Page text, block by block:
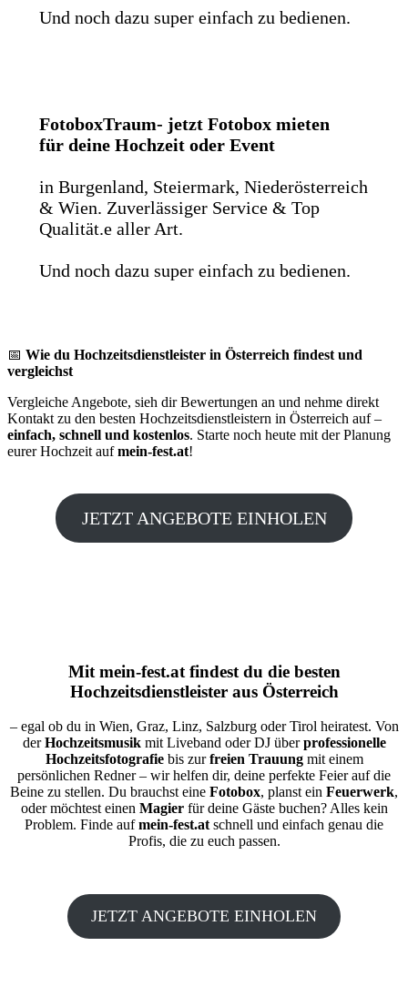
Und noch dazu super einfach zu bedienen.
FotoboxTraum- jetzt Fotobox mieten
für deine Hochzeit oder Event
in Burgenland, Steiermark, Niederösterreich
& Wien. Zuverlässiger Service & Top
Qualität.e aller Art.
Und noch dazu super einfach zu bedienen.
📅 Wie du Hochzeitsdienstleister in Österreich findest und
vergleichst
Vergleiche Angebote, sieh dir Bewertungen an und nehme direkt
Kontakt zu den besten Hochzeitsdienstleistern in Österreich auf –
einfach, schnell und kostenlos. Starte noch heute mit der Planung
eurer Hochzeit aufmein-fest.at!
JETZT ANGEBOTE EINHOLEN
Mit mein-fest.atfindest du die besten
Hochzeitsdienstleister aus Österreich
– egal ob du in Wien, Graz, Linz, Salzburg oder Tirol heiratest. Von
derHochzeitsmusikmit Liveband oder DJ überprofessionelle
Hochzeitsfotografiebis zurfreien Trauungmit einem
persönlichen Redner – wir helfen dir, deine perfekte Feier auf die
Beine zu stellen. Du brauchst eine Fotobox, planst ein Feuerwerk,
oder möchtest einen Magierfür deine Gäste buchen? Alles kein
Problem. Finde aufmein-fest.atschnell und einfach genau die
Profis, die zu euch passen.
JETZT ANGEBOTE EINHOLEN